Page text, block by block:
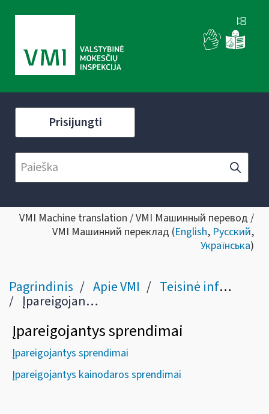
Prisijungti
VMI Machine translation / VMI Машинный перевод /
VMI Машинний переклад (English, Русский,
Українська)
Pagrindinis Apie VMI Teisinė informacija
Įpareigojantys sprendimai
Įpareigojantys sprendimai
Įpareigojantys sprendimai
Įpareigojantys kainodaros sprendimai